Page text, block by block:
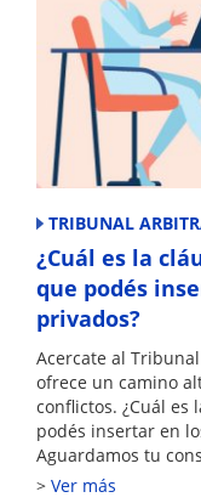
TRIBUNAL
¿Cuál es la
que podés
privados?
Acercate al
ofrece un camino
conflictos. ¿Cuál
podés insertar en
Aguardamos tu
Ver más